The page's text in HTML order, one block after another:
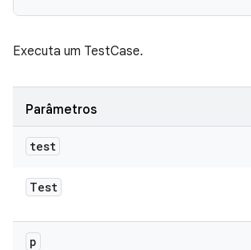
Executa um TestCase.
Parâmetros
test
Test
p